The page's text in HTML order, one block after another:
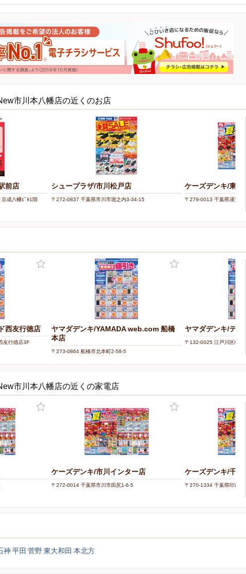
市川本八幡店の近くのお店
前店
成八幡ﾋﾞﾙ1階
シュープラザ/市川松戸店
〒272-0837 千葉県市川市堀之内3-34-15
ケーズデンキ/東京
〒279-0013 千葉県浦安市
西友行徳店
友行徳店3F
ヤマダデンキ/YAMADA web.com 船橋
本店
〒273-0864 船橋市北本町2-58-5
ヤマダデンキ/テッ
〒132-0025 江戸川区松江
市川本八幡店の近くの家電店
ケーズデンキ/市川インター店
〒272-0014 千葉県市川市田尻1-6-5
ケーズデンキ/千葉
〒270-1334 千葉県印西市
神 平田 菅野東大和田 本北方